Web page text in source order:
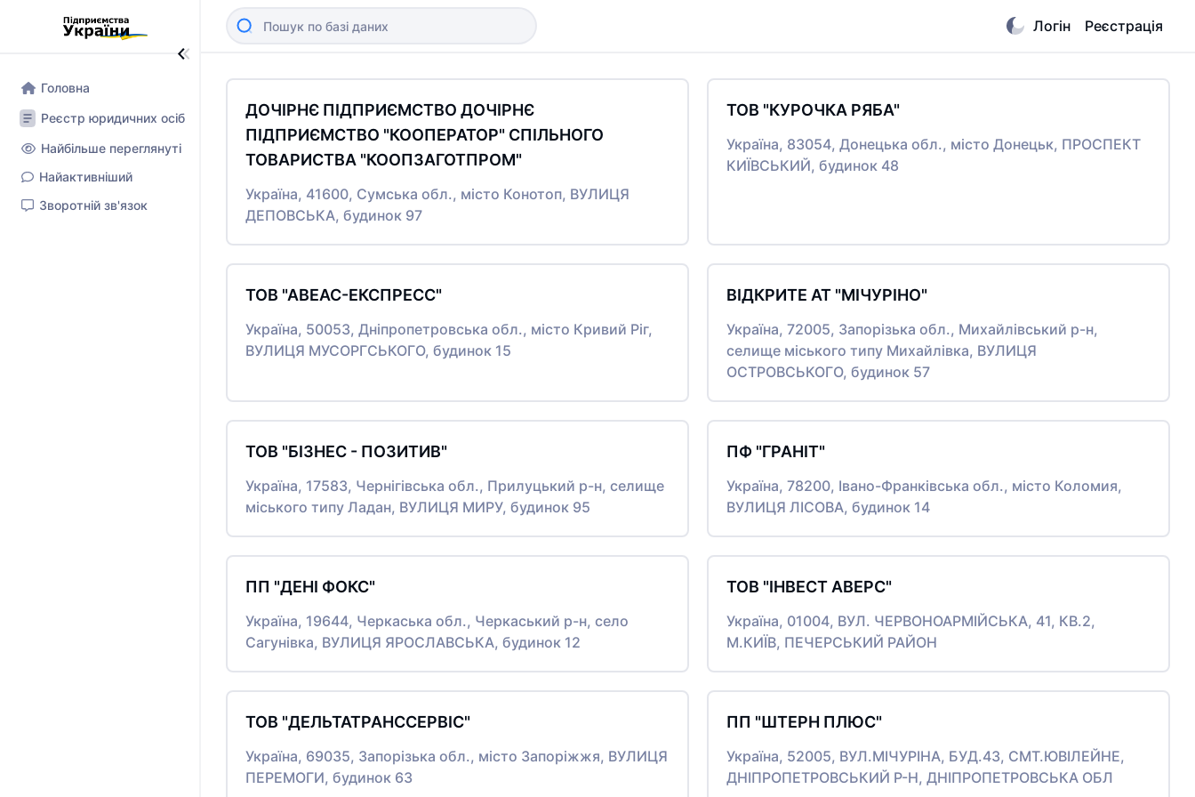
Головна
Реєстр юридичних осіб
Найбільше переглянуті
Найактивніший
Зворотній зв'язок
Логін Реєстрація
ДОЧІРНЄ ПІДПРИЄМСТВО ДОЧІРНЄ
ПІДПРИЄМСТВО "КООПЕРАТОР" СПІЛЬНОГО
ТОВАРИСТВА "КООПЗАГОТПРОМ"
Україна, 41600, Сумська обл., місто Конотоп, ВУЛИЦЯ
ДЕПОВСЬКА, будинок 97
ТОВ "КУРОЧКА РЯБА"
Україна, 83054, Донецька обл., місто Донецьк, ПРОСПЕКТ
КИЇВСЬКИЙ, будинок 48
ТОВ "АВЕАС-ЕКСПРЕСС"
Україна, 50053, Дніпропетровська обл., місто Кривий Ріг,
ВУЛИЦЯ МУСОРГСЬКОГО, будинок 15
ВІДКРИТЕ АТ "МІЧУРІНО"
Україна, 72005, Запорізька обл., Михайлівський р-н,
селище міського типу Михайлівка, ВУЛИЦЯ
ОСТРОВСЬКОГО, будинок 57
ТОВ "БІЗНЕС - ПОЗИТИВ"
Україна, 17583, Чернігівська обл., Прилуцький р-н, селище
міського типу Ладан, ВУЛИЦЯ МИРУ, будинок 95
ПФ "ГРАНІТ"
Україна, 78200, Івано-Франківська обл., місто Коломия,
ВУЛИЦЯ ЛІСОВА, будинок 14
ПП "ДЕНІ ФОКС"
Україна, 19644, Черкаська обл., Черкаський р-н, село
Сагунівка, ВУЛИЦЯ ЯРОСЛАВСЬКА, будинок 12
ТОВ "ІНВЕСТ АВЕРС"
Україна, 01004, ВУЛ. ЧЕРВОНОАРМІЙСЬКА, 41, КВ.2,
М.КИЇВ, ПЕЧЕРСЬКИЙ РАЙОН
ТОВ "ДЕЛЬТАТРАНССЕРВІС"
Україна, 69035, Запорізька обл., місто Запоріжжя, ВУЛИЦЯ
ПЕРЕМОГИ, будинок 63
ПП "ШТЕРН ПЛЮС"
Україна, 52005, ВУЛ.МІЧУРІНА, БУД.43, СМТ.ЮВІЛЕЙНЕ,
ДНІПРОПЕТРОВСЬКИЙ Р-Н, ДНІПРОПЕТРОВСЬКА ОБЛ